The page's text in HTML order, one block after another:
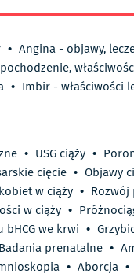
• Angina - objawy,
• Imbir - właściwości
• USG ciąży •
cięcie • Objawy
w ciąży • Rozwój
w ciąży •
we krwi •
Badania prenatalne •
• Aborcja •